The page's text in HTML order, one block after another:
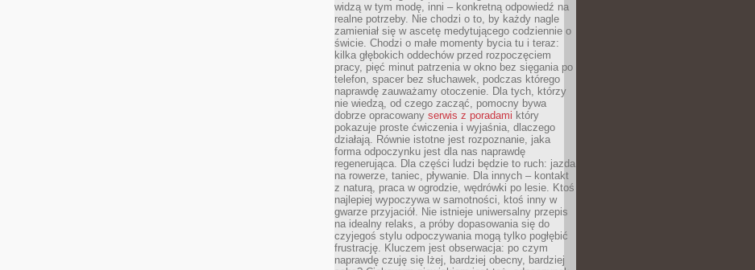
widzą w tym modę, inni – konkretną odpowiedź na
realne potrzeby. Nie chodzi o to, by każdy nagle
zamieniał się w ascetę medytującego codziennie o
świcie. Chodzi o małe momenty bycia tu i teraz:
kilka głębokich oddechów przed rozpoczęciem
pracy, pięć minut patrzenia w okno bez sięgania po
telefon, spacer bez słuchawek, podczas którego
naprawdę zauważamy otoczenie. Dla tych, którzy
nie wiedzą, od czego zacząć, pomocny bywa
dobrze opracowany serwis z poradami który
pokazuje proste ćwiczenia i wyjaśnia, dlaczego
działają. Równie istotne jest rozpoznanie, jaka
forma odpoczynku jest dla nas naprawdę
regenerująca. Dla części ludzi będzie to ruch: jazda
na rowerze, taniec, pływanie. Dla innych – kontakt
z naturą, praca w ogrodzie, wędrówki po lesie. Ktoś
najlepiej wypoczywa w samotności, ktoś inny w
gwarze przyjaciół. Nie istnieje uniwersalny przepis
na idealny relaks, a próby dopasowania się do
czyjegoś stylu odpoczywania mogą tylko pogłębić
frustrację. Kluczem jest obserwacja: po czym
naprawdę czuję się lżej, bardziej obecny, bardziej